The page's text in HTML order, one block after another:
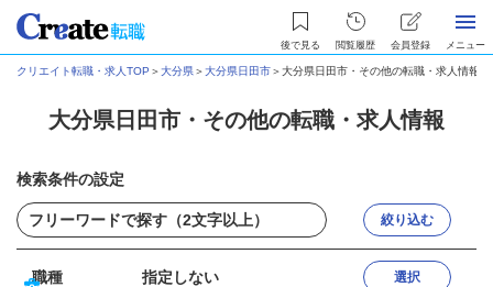
後で見る 閲覧履歴 会員登録 メニュー
クリエイト転職・求人TOP ＞大分県＞大分県日田市＞大分県日田市・その他の転職・求人情報
大分県日田市・その他の転職・求人情報
検索条件の設定
絞り込む
職種 指定しない 選択